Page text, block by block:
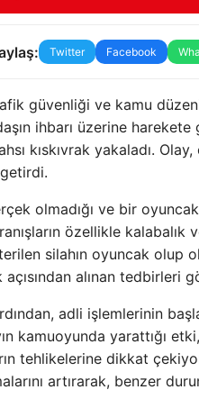
Twitter Facebook
güvenliği ve kamu
ihbarı üzerine harekete
kıskıvrak yakaladı.
olmadığı ve bir
özellikle
silahın oyuncak olup
alınan tedbirleri
adli işlemlerinin
kamuoyunda yarattığı
tehlikelerine dikkat
artırarak, benzer